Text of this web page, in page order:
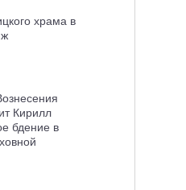
храма в
Кирилл
бдение в